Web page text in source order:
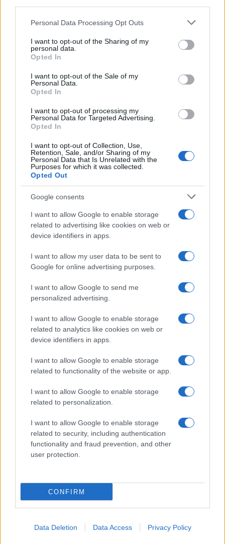
Please note that this website/app uses one or more Google
not limited to your visit or usage behaviour. You may click to
grant or deny consent to Google and its third-party tags to
use your data for below specified purposes in below Google
consent section.
Personal Data Processing Opt Outs
I want to opt-out of the Sharing of my
personal data.
Opted In
I want to opt-out of the Sale of my
Personal Data.
Opted In
I want to opt-out of processing my
Personal Data for Targeted Advertising.
Opted In
I want to opt-out of Collection, Use,
Retention, Sale, and/or Sharing of my
Personal Data that Is Unrelated with the
Purposes for which it was collected.
Opted Out
Google consents
I want to allow Google to enable storage
related to advertising like cookies on web or
device identifiers in apps.
I want to allow my user data to be sent to
Google for online advertising purposes.
I want to allow Google to send me
personalized advertising.
I want to allow Google to enable storage
related to analytics like cookies on web or
device identifiers in apps.
I want to allow Google to enable storage
related to functionality of the website or app.
I want to allow Google to enable storage
related to personalization.
I want to allow Google to enable storage
related to security, including authentication
functionality and fraud prevention, and other
user protection.
CONFIRM
Data Deletion Data Access Privacy Policy
Η ΣΤΗΛΗ ΜΑΣ
της Ζωής μας
Οι άνθρωποι, οι αυθεντικές ιστορίες,
πολιτισμός που μας ενώνει κάθε μέρα.
ΟΣΑ ΧΡΕΙΑΖΕΣΑΙ
ΓΙΑ ΤΟ ΚΑΛΟΚΑΙΡΙ ΣΟΥ →